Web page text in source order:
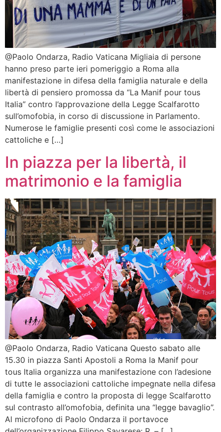
@Paolo Ondarza, Radio Vaticana Migliaia di persone
hanno preso parte ieri pomeriggio a Roma alla
manifestazione in difesa della famiglia naturale e della
libertà di pensiero promossa da “La Manif pour tous
Italia” contro l’approvazione della Legge Scalfarotto
sull’omofobia, in corso di discussione in Parlamento.
Numerose le famiglie presenti così come le associazioni
cattoliche e […]
In piazza per la libertà, il
matrimonio e la famiglia
@Paolo Ondarza, Radio Vaticana Questo sabato alle
15.30 in piazza Santi Apostoli a Roma la Manif pour
tous Italia organizza una manifestazione con l’adesione
di tutte le associazioni cattoliche impegnate nella difesa
della famiglia e contro la proposta di legge Scalfarotto
sul contrasto all’omofobia, definita una “legge bavaglio”.
Al microfono di Paolo Ondarza il portavoce